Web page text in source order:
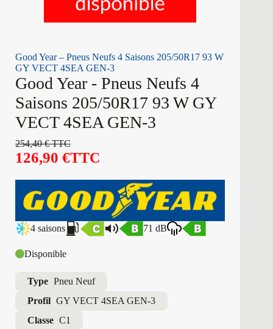
Good Year – Pneus Neufs 4 Saisons 205/50R17 93 W
GY VECT 4SEA GEN-3
Good Year - Pneus Neufs 4
Saisons 205/50R17 93 W GY
VECT 4SEA GEN-3
254,40€TTC
126,90 €TTC
4 saisons 71 dB
Disponible
Type Pneu Neuf
Profil GY VECT 4SEA GEN-3
Classe C1